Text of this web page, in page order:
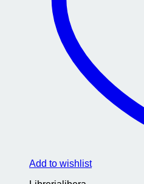
Add to wishlist